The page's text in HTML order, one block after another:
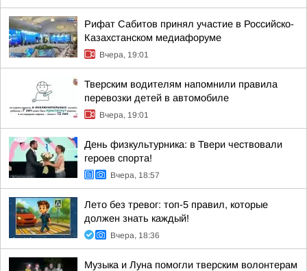
Рифат Сабитов принял участие в Российско-
Казахстанском медиафоруме
Вчера, 19:01
Тверским водителям напомнили правила
перевозки детей в автомобиле
Вчера, 19:01
День физкультурника: в Твери чествовали
героев спорта!
Вчера, 18:57
Лето без тревог: топ-5 правил, которые
должен знать каждый!
Вчера, 18:36
Музыка и Луна помогли тверским волонтерам